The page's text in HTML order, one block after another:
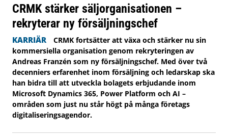
CRMK stärker säljorganisationen –
rekryterar ny försäljningschef
KARRIÄR
CRMK fortsätter att växa och stärker nu sin
kommersiella organisation genom rekryteringen av
Andreas Franzén som ny försäljningschef. Med över två
decenniers erfarenhet inom försäljning och ledarskap ska
han bidra till att utveckla bolagets erbjudande inom
Microsoft Dynamics 365, Power Platform och AI –
områden som just nu står högt på många företags
digitaliseringsagendor.